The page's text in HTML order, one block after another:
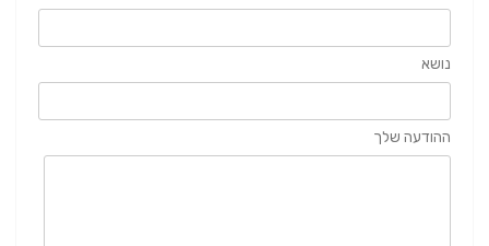
נושא
ההודעה שלך